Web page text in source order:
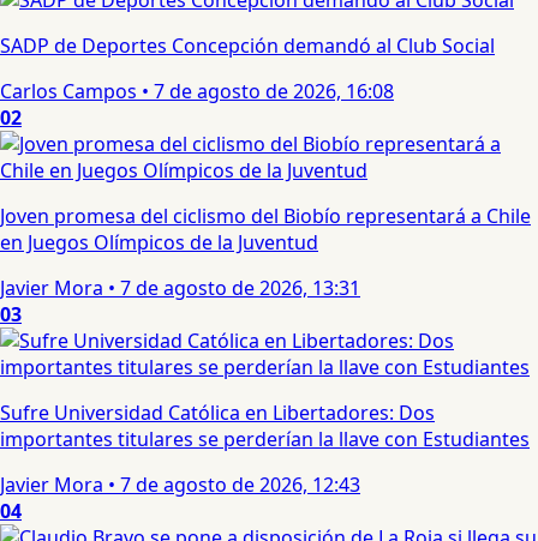
SADP de Deportes Concepción demandó al Club Social
Carlos Campos • 7 de agosto de 2026, 16:08
02
Joven promesa del ciclismo del Biobío representará a Chile
en Juegos Olímpicos de la Juventud
Javier Mora • 7 de agosto de 2026, 13:31
03
Sufre Universidad Católica en Libertadores: Dos
importantes titulares se perderían la llave con Estudiantes
Javier Mora • 7 de agosto de 2026, 12:43
04